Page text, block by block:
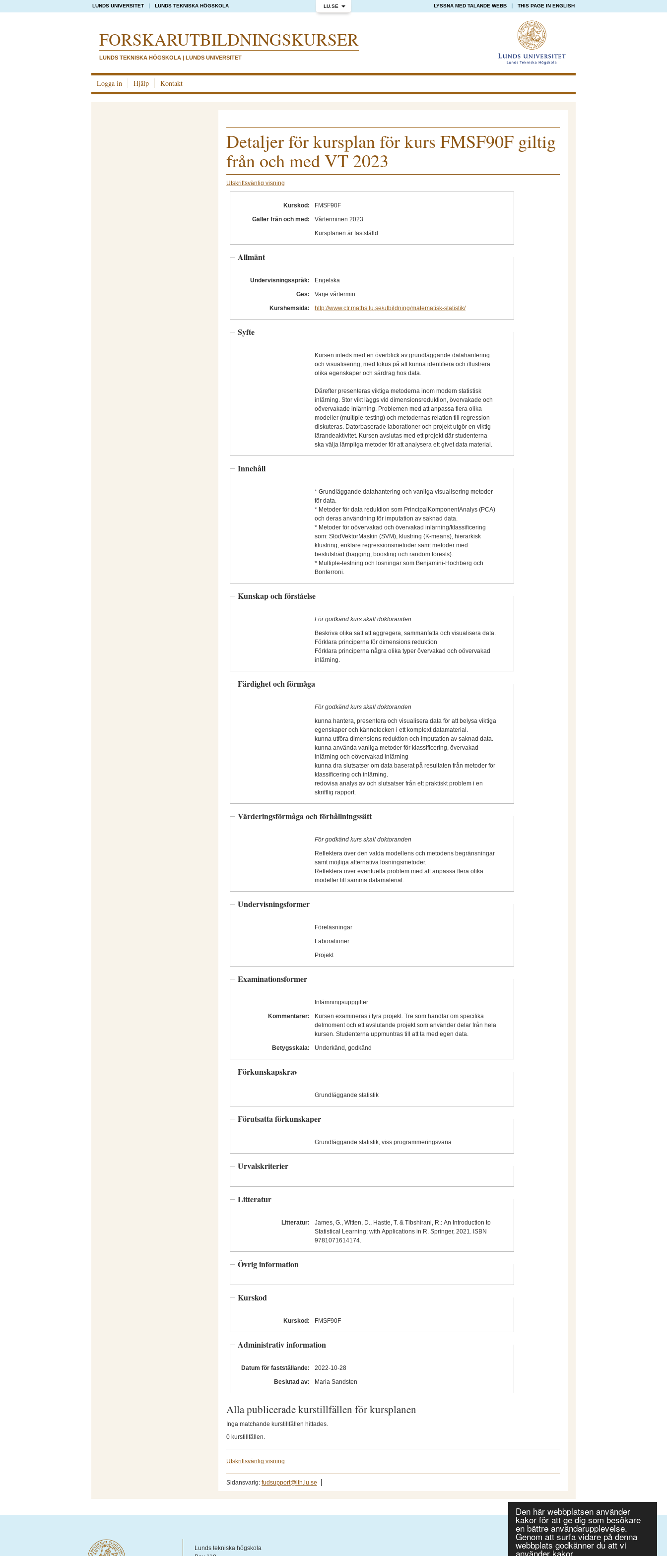
Den här webbplatsen använder
kakor för att ge dig som besökare
en bättre användarupplevelse.
Genom att surfa vidare på denna
webbplats godkänner du att vi
använder kakor.
LU.SE
LUNDS UNIVERSITET LUNDS TEKNISKA HÖGSKOLA LYSSNA MED TALANDE WEBB THIS PAGE IN ENGLISH
FORSKAR­UTBILDNINGS­KURSER
LUNDS TEKNISKA HÖGSKOLA | LUNDS UNIVERSITET
Logga in Hjälp Kontakt
Detaljer för kursplan för kurs FMSF90F giltig
från och med VT 2023
Utskriftsvänlig visning
Kurskod:
FMSF90F
Gäller från och med:
Vårterminen 2023
Kursplanen är fastställd
Allmänt
Undervisningsspråk:
Engelska
Ges:
Varje vårtermin
Kurshemsida:
http://www.ctr.maths.lu.se/utbildning/matematisk-statistik/
Syfte
Kursen inleds med en överblick av grundläggande datahantering
och visualisering, med fokus på att kunna identifiera och illustrera
olika egenskaper och särdrag hos data.
Därefter presenteras viktiga metoderna inom modern statistisk
inlärning. Stor vikt läggs vid dimensionsreduktion, övervakade och
oövervakade inlärning. Problemen med att anpassa flera olika
modeller (multiple-testing) och metodernas relation till regression
diskuteras. Datorbaserade laborationer och projekt utgör en viktig
lärandeaktivitet. Kursen avslutas med ett projekt där studenterna
ska välja lämpliga metoder för att analysera ett givet data material.
Innehåll
* Grundläggande datahantering och vanliga visualisering metoder
för data.
* Metoder för data reduktion som PrincipalKomponentAnalys (PCA)
och deras användning för imputation av saknad data.
* Metoder för oövervakad och övervakad inlärning/klassificering
som: StödVektorMaskin (SVM), klustring (K-means), hierarkisk
klustring, enklare regressionsmetoder samt metoder med
beslutsträd (bagging, boosting och random forests).
* Multiple-testning och lösningar som Benjamini-Hochberg och
Bonferroni.
Kunskap och förståelse
För godkänd kurs skall doktoranden
Beskriva olika sätt att aggregera, sammanfatta och visualisera data.
Förklara principerna för dimensions reduktion
Förklara principerna några olika typer övervakad och oövervakad
inlärning.
Färdighet och förmåga
För godkänd kurs skall doktoranden
kunna hantera, presentera och visualisera data för att belysa viktiga
egenskaper och kännetecken i ett komplext datamaterial.
kunna utföra dimensions reduktion och imputation av saknad data.
kunna använda vanliga metoder för klassificering, övervakad
inlärning och oövervakad inlärning
kunna dra slutsatser om data baserat på resultaten från metoder för
klassificering och inlärning.
redovisa analys av och slutsatser från ett praktiskt problem i en
skriftlig rapport.
Värderingsförmåga och förhållningssätt
För godkänd kurs skall doktoranden
Reflektera över den valda modellens och metodens begränsningar
samt möjliga alternativa lösningsmetoder.
Reflektera över eventuella problem med att anpassa flera olika
modeller till samma datamaterial.
Undervisningsformer
Föreläsningar
Laborationer
Projekt
Examinationsformer
Inlämningsuppgifter
Kommentarer:
Kursen examineras i fyra projekt. Tre som handlar om specifika
delmoment och ett avslutande projekt som använder delar från hela
kursen. Studenterna uppmuntras till att ta med egen data.
Betygsskala:
Underkänd, godkänd
Förkunskapskrav
Grundläggande statistik
Förutsatta förkunskaper
Grundläggande statistik, viss programmeringsvana
Urvalskriterier
Litteratur
Litteratur:
James, G., Witten, D., Hastie, T. & Tibshirani, R.: An Introduction to
Statistical Learning: with Applications in R. Springer, 2021. ISBN
9781071614174.
Övrig information
Kurskod
Kurskod: FMSF90F
Administrativ information
Datum för fastställande: 2022-10-28
Beslutad av:
Maria Sandsten
Alla publicerade kurstillfällen för kursplanen
Inga matchande kurstillfällen hittades.
0 kurstillfällen.
Utskriftsvänlig visning
Sidansvarig: fudsupport@lth.lu.se
Lunds tekniska högskola